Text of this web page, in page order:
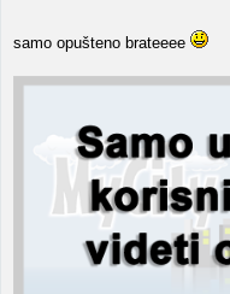
samo opušteno brateeee